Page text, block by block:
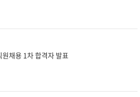
채용 1차 합격자 발표